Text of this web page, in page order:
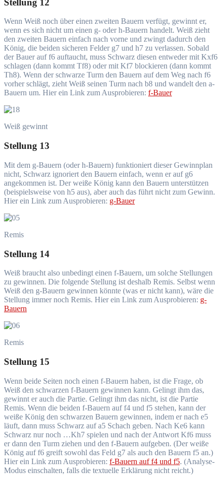
Stellung 12
Wenn Weiß noch über einen zweiten Bauern verfügt, gewinnt er,
wenn es sich nicht um einen g- oder h-Bauern handelt. Weiß zieht
den zweiten Bauern einfach nach vorne und zwingt dadurch den
König, die beiden sicheren Felder g7 und h7 zu verlassen. Sobald
der Bauer auf f6 auftaucht, muss Schwarz diesen entweder mit Kxf6
schlagen (dann kommt Tf8) oder mit Kf7 blockieren (dann kommt
Th8). Wenn der schwarze Turm den Bauern auf dem Weg nach f6
vorher schlägt, zieht Weiß seinen Turm nach b8 und wandelt den a-
Bauern um. Hier ein Link zum Ausprobieren: f-Bauer
Weiß gewinnt
Stellung 13
Mit dem g-Bauern (oder h-Bauern) funktioniert dieser Gewinnplan
nicht, Schwarz ignoriert den Bauern einfach, wenn er auf g6
angekommen ist. Der weiße König kann den Bauern unterstützen
(beispielsweise von h5 aus), aber auch das führt nicht zum Gewinn.
Hier ein Link zum Ausprobieren: g-Bauer
Remis
Stellung 14
Weiß braucht also unbedingt einen f-Bauern, um solche Stellungen
zu gewinnen. Die folgende Stellung ist deshalb Remis. Selbst wenn
Weiß den g-Bauern gewinnen könnte (was er nicht kann), wäre die
Stellung immer noch Remis. Hier ein Link zum Ausprobieren: g-
Bauern
Remis
Stellung 15
Wenn beide Seiten noch einen f-Bauern haben, ist die Frage, ob
Weiß den schwarzen f-Bauern gewinnen kann. Gelingt ihm das,
gewinnt er auch die Partie. Gelingt ihm das nicht, ist die Partie
Remis. Wenn die beiden f-Bauern auf f4 und f5 stehen, kann der
weiße König den schwarzen Bauern gewinnen, indem er nach e5
läuft, dann muss Schwarz auf a5 Schach geben. Nach Ke6 kann
Schwarz nur noch …Kh7 spielen und nach der Antwort Kf6 muss
er dann den Turm ziehen und den f-Bauern aufgeben. (Der weiße
König auf f6 greift sowohl das Feld g7 als auch den Bauern f5 an.)
Hier ein Link zum Ausprobieren: f-Bauern auf f4 und f5. (Analyse-
Modus einschalten, falls die textuelle Erklärung nicht reicht.)